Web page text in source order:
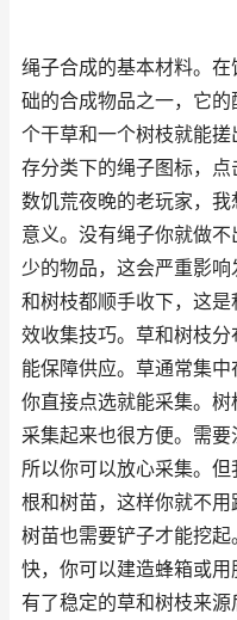
绳子合成的基本材料。
础的合成物品之一，它
个干草和一个树枝就能
存分类下的绳子图标，
数饥荒夜晚的老玩家，
意义。没有绳子你就做
少的物品，这会严重影
和树枝都顺手收下，这
效收集技巧。草和树枝
能保障供应。草通常集中
你直接点选就能采集。树
采集起来也很方便。需要
所以你可以放心采集。
根和树苗，这样你就不用
树苗也需要铲子才能挖
快，你可以建造蜂箱或
有了稳定的草和树枝来